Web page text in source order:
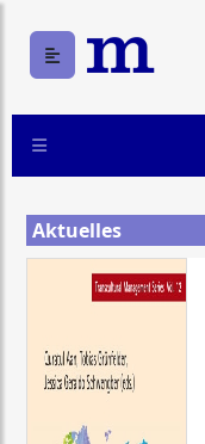
Aktuelles